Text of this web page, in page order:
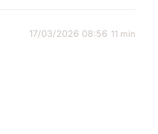
17/03/2026 08:56 11 min